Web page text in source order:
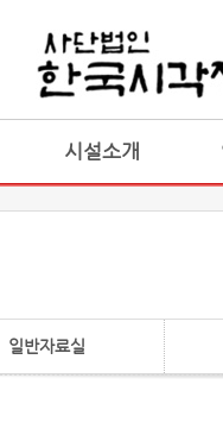
시설소개
일반자료실